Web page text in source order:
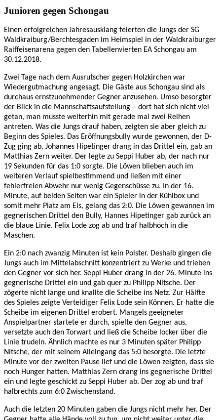
Junioren gegen Schongau
Einen erfolgreichen Jahresausklang feierten die Jungs der SG
Waldkraiburg/Berchtesgaden im Heimspiel in der Waldkraiburger
Raiffeisenarena gegen den Tabellenvierten EA Schongau am
30.12.2018.
Zwei Tage nach dem Ausrutscher gegen Holzkirchen war
Wiedergutmachung angesagt. Die Gäste aus Schongau sind als
durchaus ernstzunehmender Gegner anzusehen. Umso besorgter
der Blick in die Mannschaftsaufstellung – dort hat sich nicht viel
getan, man musste weiterhin mit gerade mal zwei Reihen
antreten. Was die Jungs drauf haben, zeigten sie aber gleich zu
Beginn des Spieles. Das Eröffnungsbully wurde gewonnen, der D-
Zug ging ab. Johannes Hipetinger drang in das Drittel ein, gab an
Matthias Zern weiter. Der legte zu Seppi Huber ab, der nach nur
19 Sekunden für das 1:0 sorgte. Die Löwen blieben auch im
weiteren Verlauf spielbestimmend und ließen mit einer
fehlerfreien Abwehr nur wenig Gegenschüsse zu. In der 16.
Minute, auf beiden Seiten war ein Spieler in der Kühlbox und
somit mehr Platz am Eis, gelang das 2:0. Die Löwen gewannen im
gegnerischen Drittel den Bully, Hannes Hipetinger gab zurück an
die blaue Linie. Felix Lode zog ab und traf halbhoch in die
Maschen.
Ein 2:0 nach zwanzig Minuten ist kein Polster. Deshalb gingen die
Jungs auch im Mittelabschnitt konzentriert zu Werke und trieben
den Gegner vor sich her. Seppi Huber drang in der 26. Minute ins
gegnerische Drittel ein und gab quer zu Philipp Nitsche. Der
zögerte nicht lange und knallte die Scheibe ins Netz. Zur Hälfte
des Spieles zeigte Verteidiger Felix Lode sein Können. Er hatte die
Scheibe im eigenen Drittel erobert. Mangels geeigneter
Anspielpartner startete er durch, spielte den Gegner aus,
versetzte auch den Torwart und ließ die Scheibe locker über die
Linie trudeln. Ähnlich machte es nur 3 Minuten später Philipp
Nitsche, der mit seinem Alleingang das 5:0 besorgte. Die letzte
Minute vor der zweiten Pause lief und die Löwen zeigten, dass sie
noch Hunger hatten. Matthias Zern drang ins gegnerische Drittel
ein und legte geschickt zu Seppi Huber ab. Der zog ab und traf
halbrechts zum 6:0 Zwischenstand.
Auch die letzten 20 Minuten gaben die Jungs nicht mehr her. Der